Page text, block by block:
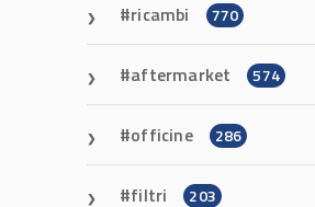
ricambi 770
aftermarket 574
officine 286
filtri 203